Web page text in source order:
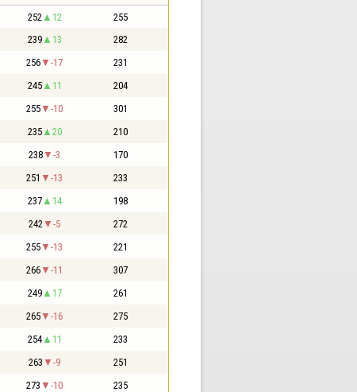
252 12 255
239 13 282
256 -17 231
245 11 204
255 -10 301
235 20 210
238 -3 170
251 -13 233
237 14 198
242 -5 272
255 -13 221
266 -11 307
249 17 261
265 -16 275
254 11 233
263 -9 251
273 -10 235